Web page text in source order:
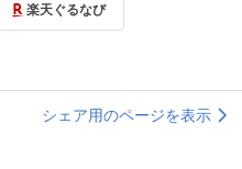
楽天ぐるなび
シェア用のページを表示